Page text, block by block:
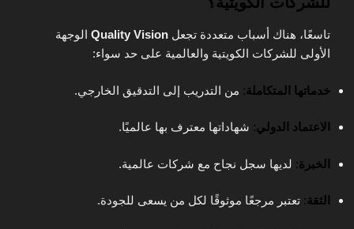
تاسعًا، هناك أسباب متعددة تجعل Quality Vision الوجهة
الأولى للشركات الكويتية والعالمية على حد سواء:
خدماتها المتكاملة: من التدريب إلى التدقيق الخارجي.
الاعتماد الدولي: شهاداتها معترف بها عالميًا.
الخبرة: لديها سجل نجاح مع شركات عالمية.
الثقة: تعتبر مرجعًا موثوقًا لكل من يسعى للجودة.